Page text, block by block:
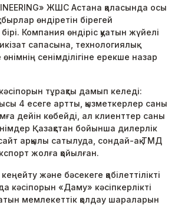
ЖШС Астана қаласында осы
өндіретін бірегей
Компания өндіріс қуатын жүйелі
сапасына, технологиялық
сенімділігіне ерекше назар
тұрақты дамып келеді:
4 есеге артты, қызметкерлер саны
дейін көбейді, ал клиенттер саны
Қазақстан бойынша дилерлік
арқылы сатылуда, сондай-ақ ТМД
жолға қойылған.
және бәсекеге қабілеттілікті
кәсіпорын «Даму» кәсіпкерлікті
мемлекеттік қолдау шараларын